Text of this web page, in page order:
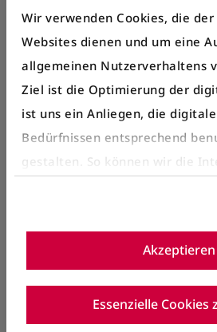
Wir verwenden Cookies, die
Websites dienen und um eine
allgemeinen Nutzerverhaltens
Ziel ist die Optimierung der
ist uns ein Anliegen, die
Bedürfnissen entsprechend
gestalten. So können wir die
Internetseite, die für Sie
optimieren.
Details entnehmen Sie bitte
Akzeptieren
Essenzielle Cookies
Herausforderungen diese
Bauvorhaben sowohl für die
BERNMOBIL als betroffener
Transportunternehmung mit
Alle Änderungen im Überblick
Buslinie 165 und 166